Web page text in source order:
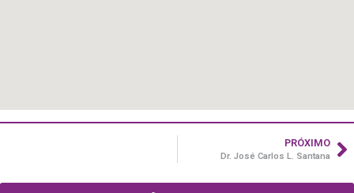
PRÓXIMO
Dr. José Carlos L. Santana